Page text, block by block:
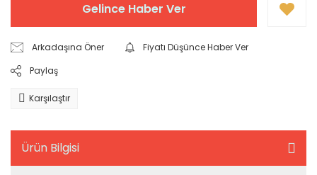
Gelince Haber Ver
Arkadaşına Öner
Fiyatı Düşünce Haber Ver
Paylaş
Karşılaştır
Ürün Bilgisi